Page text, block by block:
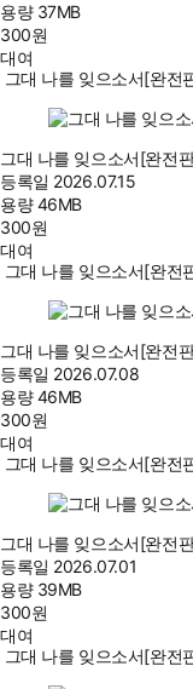
용량 37MB
300원
대여
그대 나를 잊으소서[완전
그대 나를 잊으소서[완전
등록일 2026.07.15
용량46MB
300원
대여
그대 나를 잊으소서[완전
그대 나를 잊으소서[완전
등록일 2026.07.08
용량46MB
300원
대여
그대 나를 잊으소서[완전
그대 나를 잊으소서[완전
등록일 2026.07.01
용량 39MB
300원
대여
그대 나를 잊으소서[완전